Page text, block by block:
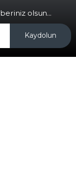
olsun...
Kaydolun